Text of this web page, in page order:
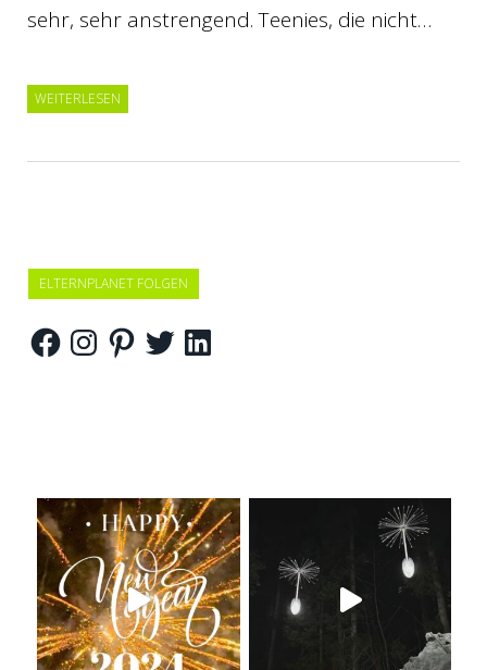
sehr, sehr anstrengend. Teenies, die nicht…
WEITERLESEN
ELTERNPLANET FOLGEN
FacebookInstagramPinterestTwitterLinkedIn